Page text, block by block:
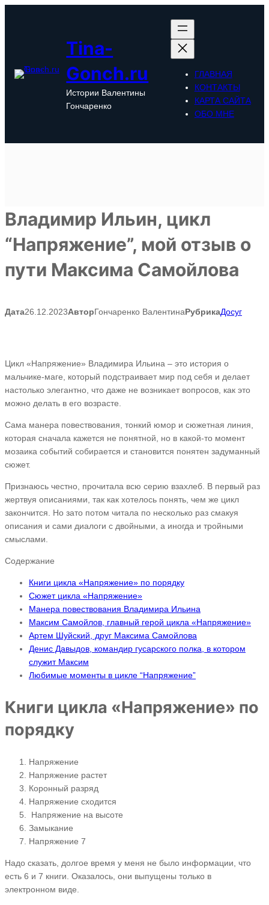
Tina-
Gonch.ru
Истории Валентины
Гончаренко
ГЛАВНАЯ
КОНТАКТЫ
КАРТА САЙТА
ОБО МНЕ
Владимир Ильин, цикл
“Напряжение”, мой отзыв о
пути Максима Самойлова
Дата26.12.2023АвторГончаренко ВалентинаРубрикаДосуг
Цикл «Напряжение» Владимира Ильина – это история о
мальчике-маге, который подстраивает мир под себя и делает
настолько элегантно, что даже не возникает вопросов, как это
можно делать в его возрасте.
Сама манера повествования, тонкий юмор и сюжетная линия,
которая сначала кажется не понятной, но в какой-то момент
мозаика событий собирается и становится понятен задуманный
сюжет.
Признаюсь честно, прочитала всю серию взахлеб. В первый раз
жертвуя описаниями, так как хотелось понять, чем же цикл
закончится. Но зато потом читала по несколько раз смакуя
описания и сами диалоги с двойными, а иногда и тройными
смыслами.
Содержание
Книги цикла «Напряжение» по порядку
Сюжет цикла «Напряжение»
Манера повествования Владимира Ильина
Максим Самойлов, главный герой цикла «Напряжение»
Артем Шуйский, друг Максима Самойлова
Денис Давыдов, командир гусарского полка, в котором
служит Максим
Любимые моменты в цикле “Напряжение”
Книги цикла «Напряжение» по
порядку
Напряжение
Напряжение растет
Коронный разряд
Напряжение сходится
Напряжение на высоте
Замыкание
Напряжение 7
Надо сказать, долгое время у меня не было информации, что
есть 6 и 7 книги. Оказалось, они выпущены только в
электронном виде.